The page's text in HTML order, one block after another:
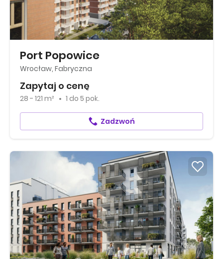
Port Popowice
Wrocław, Fabryczna
Zapytaj o cenę
28 - 121 m² 1 do 5 pok.
Zadzwoń